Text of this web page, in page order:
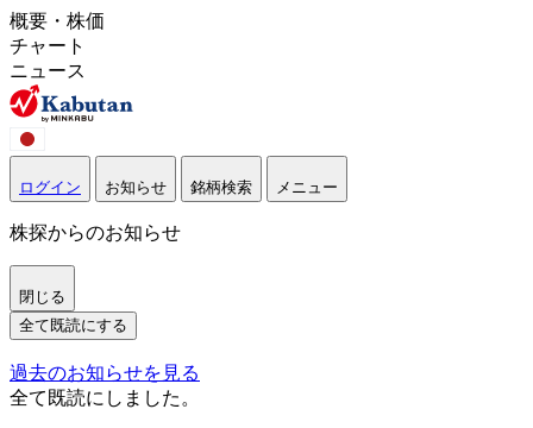
概要・株価
チャート
ニュース
ログイン お知らせ 銘柄検索 メニュー
株探からのお知らせ
閉じる
全て既読にする
過去のお知らせを見る
全て既読にしました。